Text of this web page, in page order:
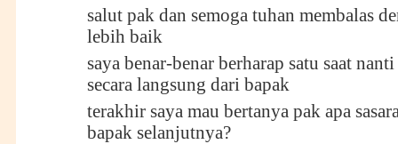
salut pak dan semoga tuhan membalas
lebih baik
saya benar-benar berharap satu saat
secara langsung dari bapak
terakhir saya mau bertanya pak apa
bapak selanjutnya?